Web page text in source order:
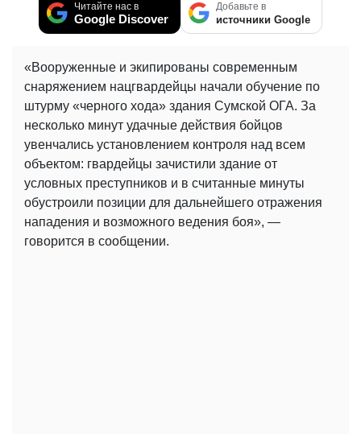
Читайте нас в
Google Discover
Добавьте в
источники Google
«Вооруженные и экипированы современным
снаряжением нацгвардейцы начали обучение по
штурму «черного хода» здания Сумской ОГА. За
несколько минут удачные действия бойцов
увенчались установлением контроля над всем
объектом: гвардейцы зачистили здание от
условных преступников и в считанные минуты
обустроили позиции для дальнейшего отражения
нападения и возможного ведения боя», —
говорится в сообщении.